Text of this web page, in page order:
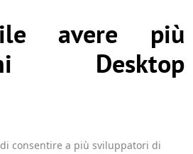
avere più
Desktop
consentire a più sviluppatori di